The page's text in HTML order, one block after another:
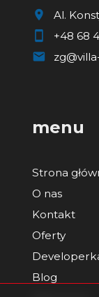
Al.
+48 68
menu
Strona
O nas
Kontakt
Oferty
Blog